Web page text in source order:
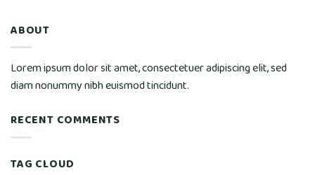
ABOUT
Lorem ipsum dolor sit amet, consectetuer adipiscing elit, sed
diam nonummy nibh euismod tincidunt.
RECENT COMMENTS
TAG CLOUD